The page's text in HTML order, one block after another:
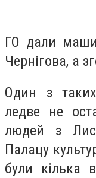
ГО дали
Чернігова, а
Один з
ледве не
людей з
Палацу
були кілька